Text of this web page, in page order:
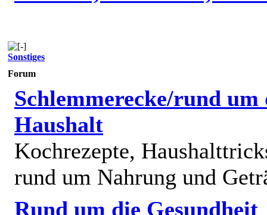
Sonstiges
Forum
Schlemmerecke/rund um
Haushalt
Kochrezepte,
rund um Nahrung und
Rund um die Gesundheit